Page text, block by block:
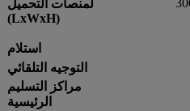
لمنصات التحميل
(LxWxH)
استلام
التوجيه التلقائي
مراكز التسليم
الرئيسية